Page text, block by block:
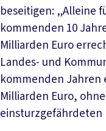
beseitigen: „Alleine
kommenden 10
Milliarden Euro
Landes- und
kommenden Jahren
Milliarden Euro,
einsturzgefährdeten